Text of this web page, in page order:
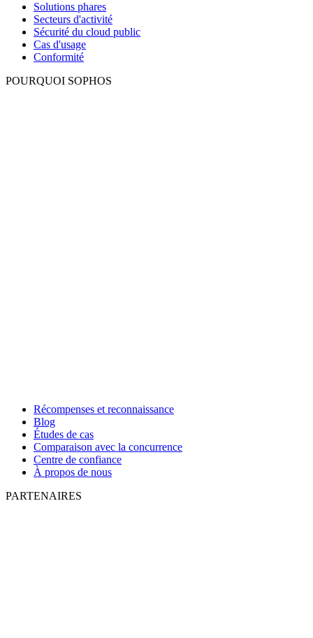
Solutions phares
Secteurs d'activité
Sécurité du cloud public
Cas d'usage
Conformité
POURQUOI SOPHOS
Récompenses et reconnaissance
Blog
Études de cas
Comparaison avec la concurrence
Centre de confiance
À propos de nous
PARTENAIRES